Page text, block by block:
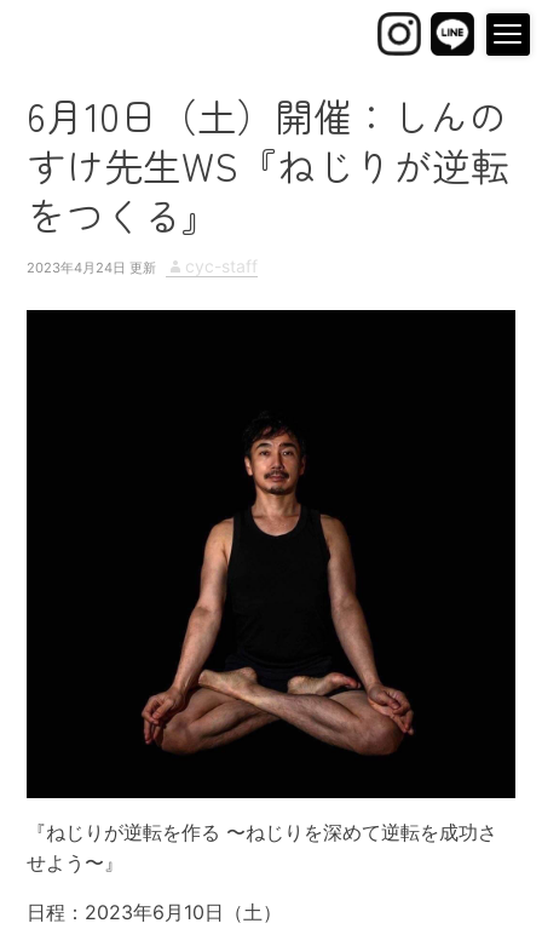
6月10日（土）開催：しんの
すけ先生WS『ねじりが逆転
をつくる』
P
2023年4月24日
A cyc-staff
『ねじりが逆転を作る 〜ねじりを深めて逆転を成功さ
せよう〜』
日程：2023年6月10日（土）